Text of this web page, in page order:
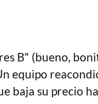
B" (bueno,
equipo
baja su precio